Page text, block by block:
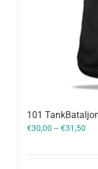
101
€30,00 – €31,50